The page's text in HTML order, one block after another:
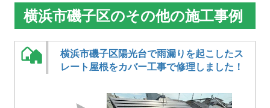
横浜市磯子区のその他の施工事例
横浜市磯子区陽光台で雨漏りを起こしたス
レート屋根をカバー工事で修理しました！